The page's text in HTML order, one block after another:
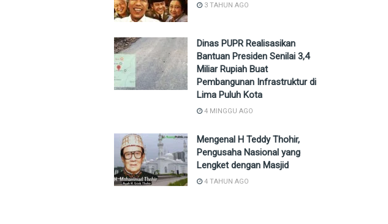
3 TAHUN AGO
Dinas PUPR Realisasikan
Bantuan Presiden Senilai 3,4
Miliar Rupiah Buat
Pembangunan Infrastruktur di
Lima Puluh Kota
4 MINGGU AGO
Mengenal H Teddy Thohir,
Pengusaha Nasional yang
Lengket dengan Masjid
4 TAHUN AGO